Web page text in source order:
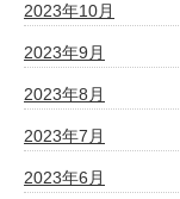
2023年10月
2023年9月
2023年8月
2023年7月
2023年6月